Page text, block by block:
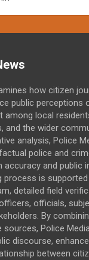
how citizen
public perceptions
among local
and the wider
analysis, Police
police and
and public
process is
detailed field
officials,
By
sources, Police
discourse,
between